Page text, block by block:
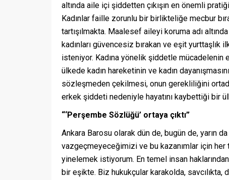
altında aile içi şiddetten çıkışın en önemli
Kadınlar faille zorunlu bir birlikteliğe mecbur
tartışılmakta. Maalesef aileyi koruma adı
kadınları güvencesiz bırakan ve eşit
isteniyor. Kadına yönelik şiddetle
ülkede kadın hareketinin ve kadın
sözleşmeden çekilmesi, onun gerekliliğini
erkek şiddeti nedeniyle hayatını kaybettiği bir
“‘Perşembe Sözlüğü’ ortaya çıktı”
Ankara Barosu olarak dün de, bugün de, yarın
vazgeçmeyeceğimizi ve bu kazanımlar için
yinelemek istiyorum. En temel insan
bir eşikte. Biz hukukçular karakolda, savcılıkta,